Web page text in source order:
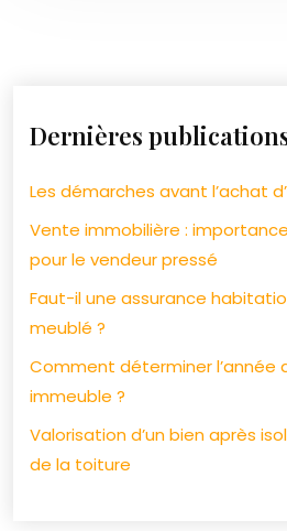
Dernières
Les démarches avant l’achat
Vente immobilière :
pour le vendeur pressé
Faut-il une assurance
meublé ?
Comment déterminer l’année
immeuble ?
Valorisation d’un bien après
de la toiture